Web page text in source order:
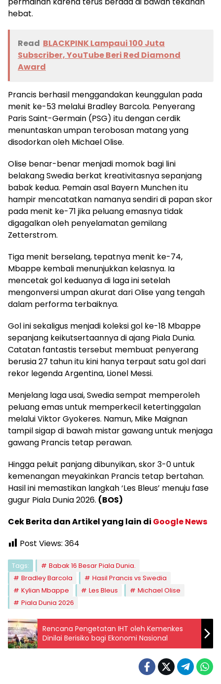
hebat.
Read BLACKPINK Lampaui 100 Juta
Subscriber, YouTube Beri Red Diamond
Award
Prancis berhasil menggandakan keunggulan pada
menit ke-53 melalui Bradley Barcola. Penyerang
Paris Saint-Germain (PSG) itu dengan cerdik
menuntaskan umpan terobosan matang yang
disodorkan oleh Michael Olise.
Olise benar-benar menjadi momok bagi lini
belakang Swedia berkat kreativitasnya sepanjang
babak kedua. Pemain asal Bayern Munchen itu
hampir mencatatkan namanya sendiri di papan skor
pada menit ke-71 jika peluang emasnya tidak
digagalkan oleh penyelamatan gemilang
Zetterstrom.
Tiga menit berselang, tepatnya menit ke-74,
Mbappe kembali menunjukkan kelasnya. Ia
mencetak gol keduanya di laga ini setelah
mengonversi umpan akurat dari Olise yang tengah
dalam performa terbaiknya.
Gol ini sekaligus menjadi koleksi gol ke-18 Mbappe
sepanjang keikutsertaannya di ajang Piala Dunia.
Catatan fantastis tersebut membuat penyerang
berusia 27 tahun itu kini hanya terpaut satu gol dari
rekor legenda Argentina, Lionel Messi.
Menjelang laga usai, Swedia sempat memperoleh
peluang emas untuk memperkecil ketertinggalan
melalui Viktor Gyokeres. Namun, Mike Maignan
tampil sigap di bawah mistar gawang untuk menjaga
gawang Prancis tetap perawan.
Hingga peluit panjang dibunyikan, skor 3-0 untuk
kemenangan meyakinkan Prancis tetap bertahan.
Hasil ini memastikan langkah ‘Les Bleus’ menuju fase
gugur Piala Dunia 2026. (BOS)
Cek Berita dan Artikel yang lain di Google News
Post Views: 364
Tags:
Babak 16 Besar Piala Dunia.
Bradley Barcola
Hasil Prancis vs Swedia
Kylian Mbappe
Les Bleus
Michael Olise
Piala Dunia 2026
Rencana Pengetatan IHT oleh Kemenkes
Dinilai Berisiko bagi Ekonomi Nasional